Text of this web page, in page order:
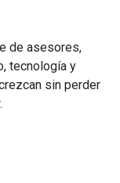
de asesores,
tecnología y
sin perder